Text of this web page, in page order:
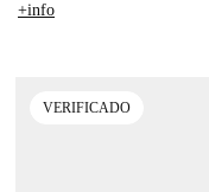
+info
VERIFICADO